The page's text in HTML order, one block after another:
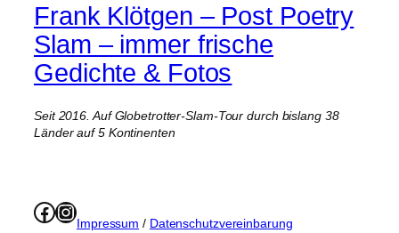
Frank Klötgen – Post Poetry
Slam – immer frische
Gedichte & Fotos
Seit 2016. Auf Globetrotter-Slam-Tour durch bislang 38
Länder auf 5 Kontinenten
Facebook
Instagram
Impressum / Datenschutzvereinbarung